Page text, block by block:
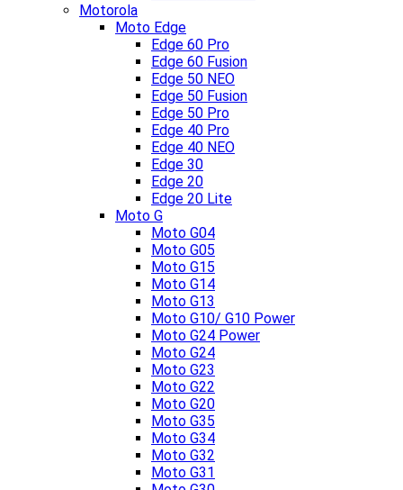
Motorola
Moto Edge
Edge 60 Pro
Edge 60 Fusion
Edge 50 NEO
Edge 50 Fusion
Edge 50 Pro
Edge 40 Pro
Edge 40 NEO
Edge 30
Edge 20
Edge 20 Lite
Moto G
Moto G04
Moto G05
Moto G15
Moto G14
Moto G13
Moto G10/ G10 Power
Moto G24 Power
Moto G24
Moto G23
Moto G22
Moto G20
Moto G35
Moto G34
Moto G32
Moto G31